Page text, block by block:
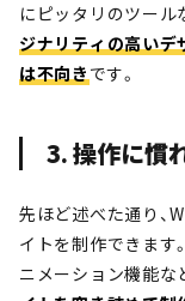
にピッタリのツール
ジナリティの高いデ
は不向きです。
3. 操作に慣
先ほど述べた通り、
イトを制作できます
ニメーション機能な